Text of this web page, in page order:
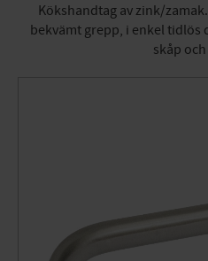
Kökshandtag av zink/
bekvämt grepp, i enkel tidlös
skåp